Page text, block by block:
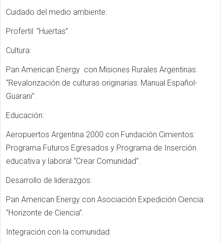
Cuidado del medio ambiente:
Profertil: “Huertas”.
Cultura:
Pan American Energy con Misiones Rurales Argentinas:
“Revalorización de culturas originarias: Manual Español-
Guarani”.
Educación:
Aeropuertos Argentina 2000 con Fundación Cimientos:
Programa Futuros Egresados y Programa de Inserción
educativa y laboral “Crear Comunidad”.
Desarrollo de liderazgos:
Pan American Energy con Asociación Expedición Ciencia:
“Horizonte de Ciencia”.
Integración con la comunidad: